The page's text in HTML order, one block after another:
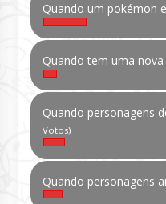
Quando um pokémon
Quando tem uma
Quando personagens
Votos)
Quando personagens